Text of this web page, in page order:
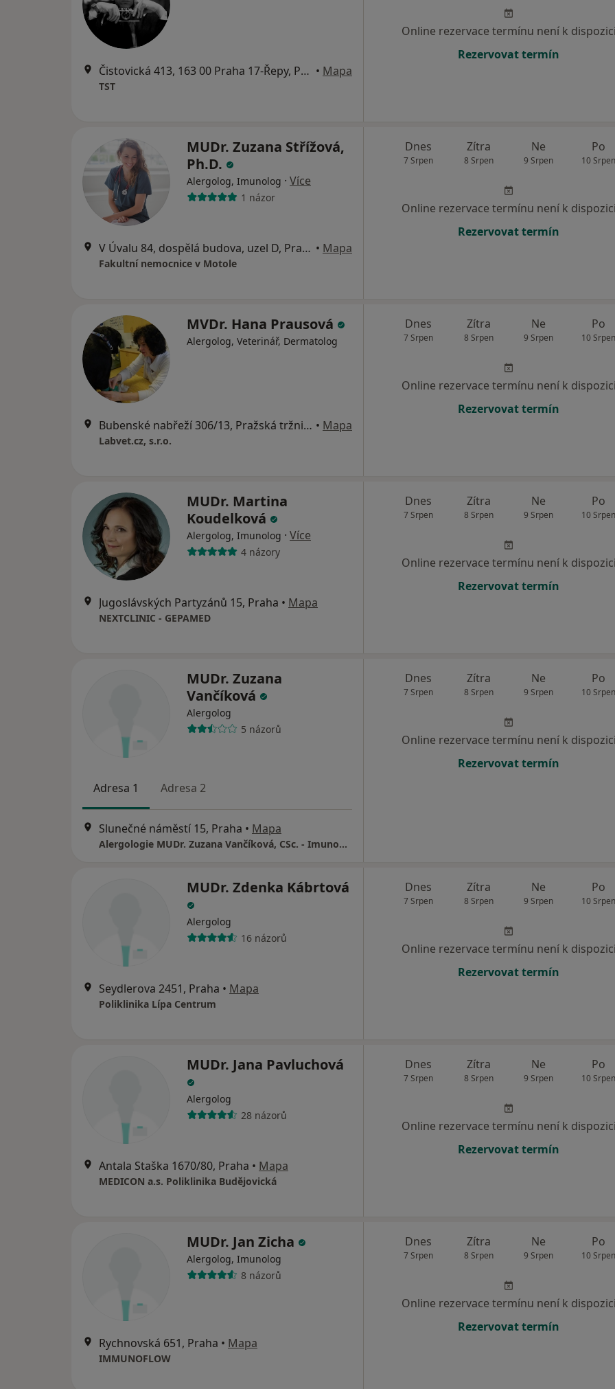
Čistovická 413, 163 00 Praha 17-Řepy, Praha • Mapa
TST
Online rezervace termínu není k dispozici
Rezervovat termín
MUDr. Zuzana Střížová,
Ph.D.
Alergolog, Imunolog · Více
1 názor
V Úvalu 84, dospělá budova, uzel D, Praha • Mapa
Fakultní nemocnice v Motole
Dnes
7 Srpen
Zítra
8 Srpen
Ne
9 Srpen
Po
10 Srpen
Online rezervace termínu není k dispozici
Rezervovat termín
MVDr. Hana Prausová
Alergolog, Veterinář, Dermatolog
Bubenské nabřeží 306/13, Pražská tržnice, hala 27, Praha • Mapa
Labvet.cz, s.r.o.
Dnes
7 Srpen
Zítra
8 Srpen
Ne
9 Srpen
Po
10 Srpen
Online rezervace termínu není k dispozici
Rezervovat termín
MUDr. Martina
Koudelková
Alergolog, Imunolog · Více
4 názory
Jugoslávských Partyzánů 15, Praha • Mapa
NEXTCLINIC - GEPAMED
Dnes
7 Srpen
Zítra
8 Srpen
Ne
9 Srpen
Po
10 Srpen
Online rezervace termínu není k dispozici
Rezervovat termín
MUDr. Zuzana
Vančíková
Alergolog
5 názorů
Adresa 1 Adresa 2
Slunečné náměstí 15, Praha • Mapa
Alergologie MUDr. Zuzana Vančíková, CSc. - Imunogen s.r.o.
Dnes
7 Srpen
Zítra
8 Srpen
Ne
9 Srpen
Po
10 Srpen
Online rezervace termínu není k dispozici
Rezervovat termín
MUDr. Zdenka Kábrtová
Alergolog
16 názorů
Seydlerova 2451, Praha • Mapa
Poliklinika Lípa Centrum
Dnes
7 Srpen
Zítra
8 Srpen
Ne
9 Srpen
Po
10 Srpen
Online rezervace termínu není k dispozici
Rezervovat termín
MUDr. Jana Pavluchová
Alergolog
28 názorů
Antala Staška 1670/80, Praha • Mapa
MEDICON a.s. Poliklinika Budějovická
Dnes
7 Srpen
Zítra
8 Srpen
Ne
9 Srpen
Po
10 Srpen
Online rezervace termínu není k dispozici
Rezervovat termín
MUDr. Jan Zicha
Alergolog, Imunolog
8 názorů
Rychnovská 651, Praha • Mapa
IMMUNOFLOW
Dnes
7 Srpen
Zítra
8 Srpen
Ne
9 Srpen
Po
10 Srpen
Online rezervace termínu není k dispozici
Rezervovat termín